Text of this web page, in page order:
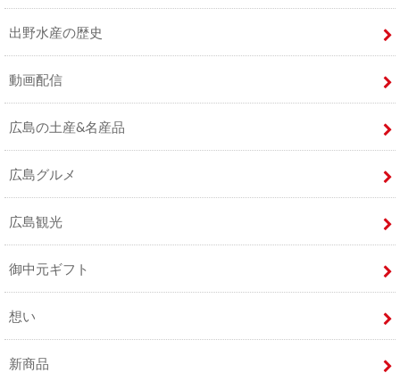
出野水産の歴史
動画配信
広島の土産&名産品
広島グルメ
広島観光
御中元ギフト
想い
新商品